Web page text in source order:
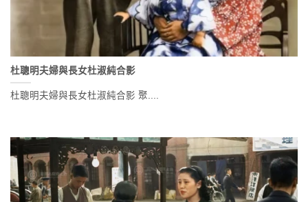
杜聰明夫婦與長女杜淑純合影
杜聰明夫婦與長女杜淑純合影 聚....